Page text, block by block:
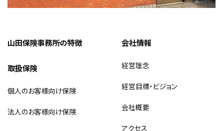
山田保険事務所の特徴
取扱保険
個人のお客様向け保険
法人のお客様向け保険
会社情報
経営理念
経営目標・ビジョン
会社概要
アクセス